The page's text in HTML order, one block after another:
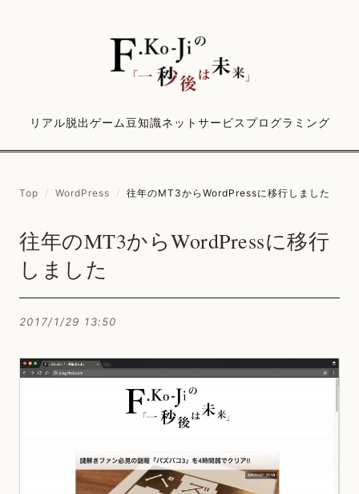
リアル脱出ゲーム豆知識ネットサービス プログラミング
Top / WordPress / 往年のMT3からWordPressに移行しました
往年のMT3からWordPressに移行
しました
2017/1/29 13:50